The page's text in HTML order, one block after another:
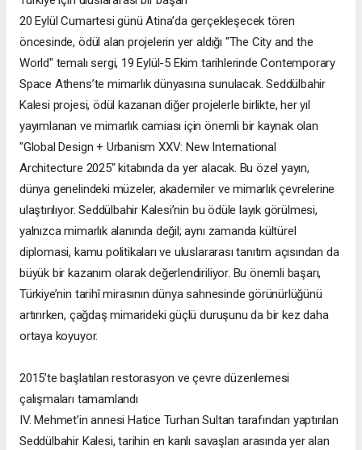
20 Eylül Cumartesi günü Atina’da gerçekleşecek tören
öncesinde, ödül alan projelerin yer aldığı "The City and the
World" temalı sergi, 19 Eylül-5 Ekim tarihlerinde Contemporary
Space Athens’te mimarlık dünyasına sunulacak. Seddülbahir
Kalesi projesi, ödül kazanan diğer projelerle birlikte, her yıl
yayımlanan ve mimarlık camiası için önemli bir kaynak olan
"Global Design + Urbanism XXV: New International
Architecture 2025" kitabında da yer alacak. Bu özel yayın,
dünya genelindeki müzeler, akademiler ve mimarlık çevrelerine
ulaştırılıyor. Seddülbahir Kalesi’nin bu ödüle layık görülmesi,
yalnızca mimarlık alanında değil; aynı zamanda kültürel
diplomasi, kamu politikaları ve uluslararası tanıtım açısından da
büyük bir kazanım olarak değerlendiriliyor. Bu önemli başarı,
Türkiye’nin tarihî mirasının dünya sahnesinde görünürlüğünü
artırırken, çağdaş mimarideki güçlü duruşunu da bir kez daha
ortaya koyuyor.
2015’te başlatılan restorasyon ve çevre düzenlemesi
çalışmaları tamamlandı
IV. Mehmet’in annesi Hatice Turhan Sultan tarafından yaptırılan
Seddülbahir Kalesi, tarihin en kanlı savaşları arasında yer alan